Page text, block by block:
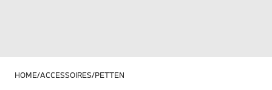
HOME ACCESSOIRES PETTEN